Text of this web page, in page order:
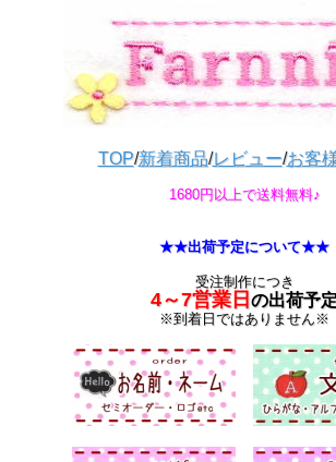
TOP/新着商品/レビュー/お客
1680円以上で送料無料♪
★★出荷予定について★★
受注制作につき
4～7営業日 の出荷予
※到着日ではありません※